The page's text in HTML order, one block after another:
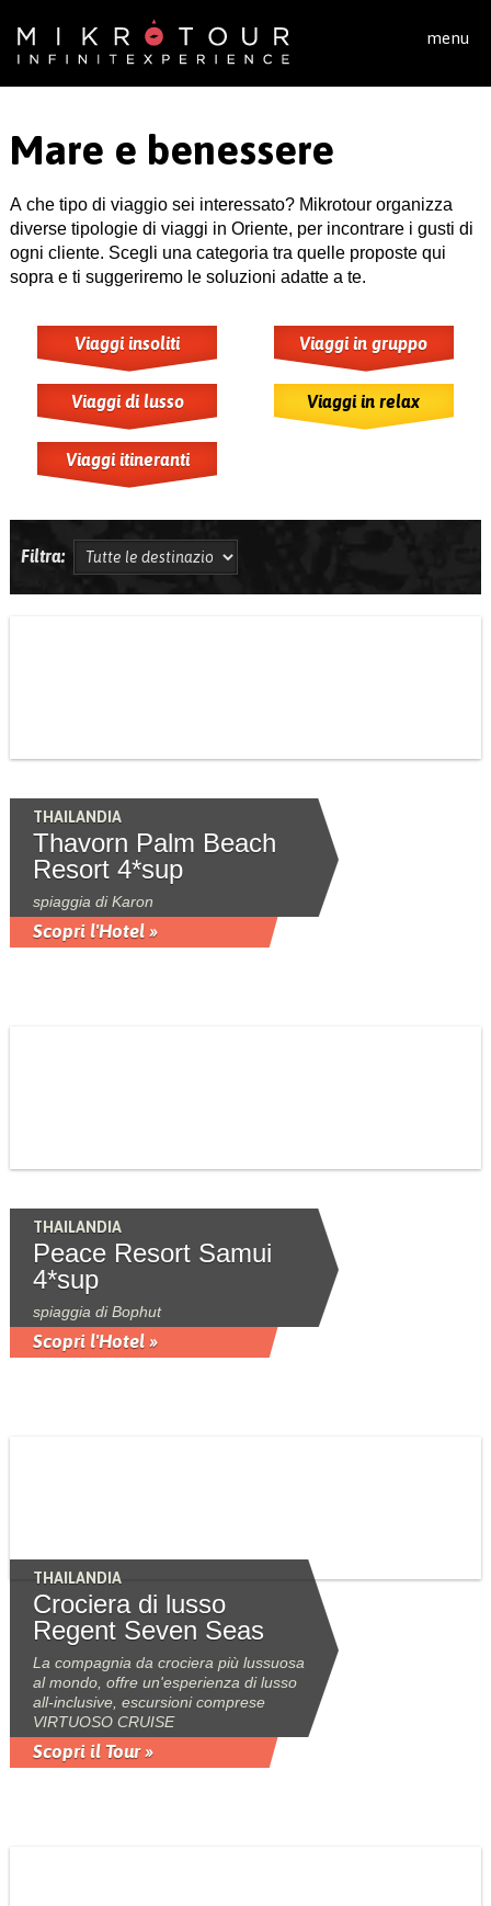
menu
Mare e benessere
A che tipo di viaggio sei interessato? Mikrotour organizza
diverse tipologie di viaggi in Oriente, per incontrare i gusti di
ogni cliente. Scegli una categoria tra quelle proposte qui
sopra e ti suggeriremo le soluzioni adatte a te.
Viaggi insoliti Viaggi in gruppo
Viaggi di lusso Viaggi in relax
Viaggi itineranti
Filtra:
THAILANDIA
Thavorn Palm Beach
Resort 4*sup
spiaggia di Karon
Scopri l'Hotel »
THAILANDIA
Peace Resort Samui
4*sup
spiaggia di Bophut
Scopri l'Hotel »
THAILANDIA
Crociera di lusso
Regent Seven Seas
La compagnia da crociera più lussuosa
al mondo, offre un'esperienza di lusso
all-inclusive, escursioni comprese
VIRTUOSO CRUISE
Scopri il Tour »